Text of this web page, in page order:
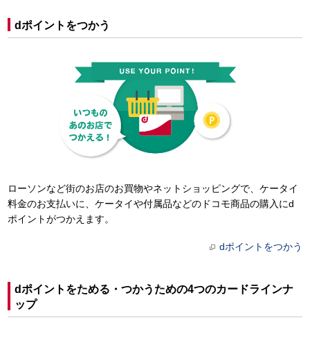
dポイントをつかう
ローソンなど街のお店のお買物やネットショッピングで、ケータイ
料金のお支払いに、ケータイや付属品などのドコモ商品の購入にd
ポイントがつかえます。
dポイントをつかう
dポイントをためる・つかうための4つのカードラインナ
ップ